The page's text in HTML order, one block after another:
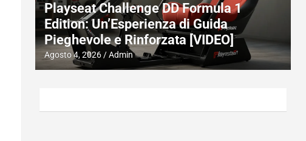
Playseat Challenge DD Formula 1
Edition: Un’Esperienza di Guida
Pieghevole e Rinforzata [VIDEO]
Agosto 4, 2026 Admin